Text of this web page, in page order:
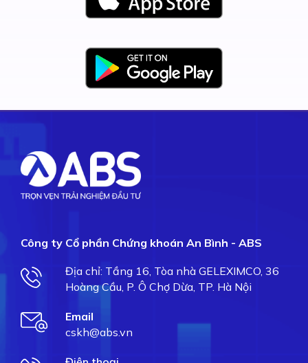
Công ty Cổ phần Chứng khoán An Bình - ABS
Địa chỉ: Tầng 16, Tòa nhà GELEXIMCO, 36
Hoàng Cầu, P. Ô Chợ Dừa, TP. Hà Nội
Email
cskh@abs.vn